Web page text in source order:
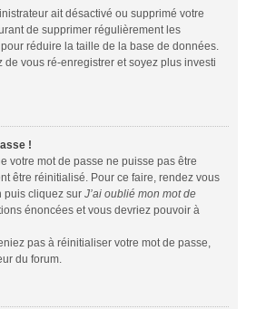
ait désactivé ou supprimé votre
de supprimer régulièrement les
réduire la taille de la base de données.
de vous ré-enregistrer et soyez plus investi
!
votre mot de passe ne puisse pas être
être réinitialisé. Pour ce faire, rendez vous
puis cliquez sur J’ai oublié mon mot de
énoncées et vous devriez pouvoir à
pas à réinitialiser votre mot de passe,
du forum.